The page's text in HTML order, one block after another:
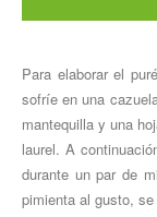
Para elaborar el
sofríe en una
mantequilla y una
laurel. A
durante un par de
pimienta al gusto,